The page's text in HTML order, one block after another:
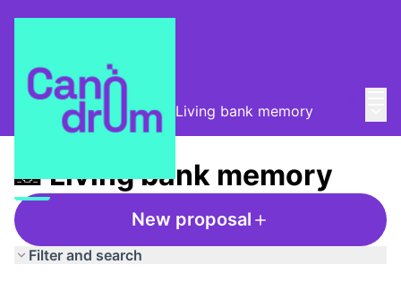
Taula de Memòries / 📸 Living bank memory
📸 Living bank memory
New proposal
Filter and search